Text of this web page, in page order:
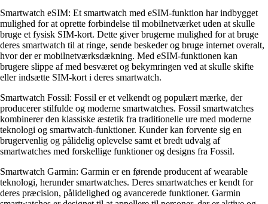
Smartwatch eSIM: Et smartwatch med eSIM-funktion har indbygget
mulighed for at oprette forbindelse til mobilnetværket uden at skulle
bruge et fysisk SIM-kort. Dette giver brugerne mulighed for at bruge
deres smartwatch til at ringe, sende beskeder og bruge internet overalt,
hvor der er mobilnetværksdækning. Med eSIM-funktionen kan
brugere slippe af med besværet og bekymringen ved at skulle skifte
eller indsætte SIM-kort i deres smartwatch.
Smartwatch Fossil: Fossil er et velkendt og populært mærke, der
producerer stilfulde og moderne smartwatches. Fossil smartwatches
kombinerer den klassiske æstetik fra traditionelle ure med moderne
teknologi og smartwatch-funktioner. Kunder kan forvente sig en
brugervenlig og pålidelig oplevelse samt et bredt udvalg af
smartwatches med forskellige funktioner og designs fra Fossil.
Smartwatch Garmin: Garmin er en førende producent af wearable
teknologi, herunder smartwatches. Deres smartwatches er kendt for
deres præcision, pålidelighed og avancerede funktioner. Garmin